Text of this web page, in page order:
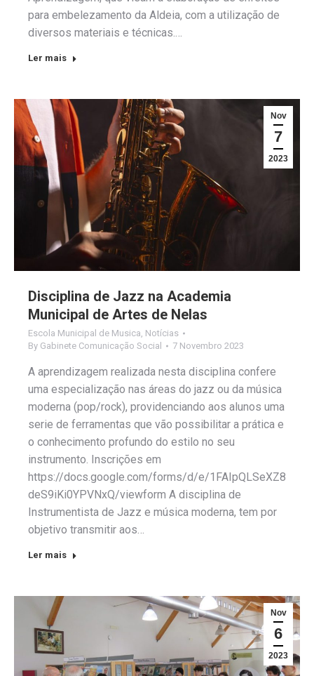
para embelezamento da Aldeia, com a utilização de
diversos materiais e técnicas.…
Ler mais
Nov
7
2023
Disciplina de Jazz na Academia
Municipal de Artes de Nelas
Escola Municipal de Musica Notícias
By Gabinete Comunicação Social 7 Novembro 2023
A aprendizagem realizada nesta disciplina confere
uma especialização nas áreas do jazz ou da música
moderna (pop/rock), providenciando aos alunos uma
serie de ferramentas que vão possibilitar a prática e
o conhecimento profundo do estilo no seu
instrumento. Inscrições em
https://docs.google.com/forms/d/e/
deS9iKi0YPVNxQ/viewform A disciplina de
Instrumentista de Jazz e música moderna, tem por
objetivo transmitir aos…
Ler mais
Nov
6
2023